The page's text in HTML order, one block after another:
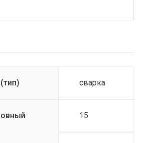
сварка
15